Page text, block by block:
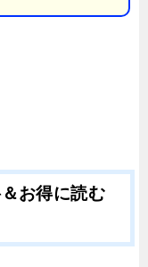
お得に読む